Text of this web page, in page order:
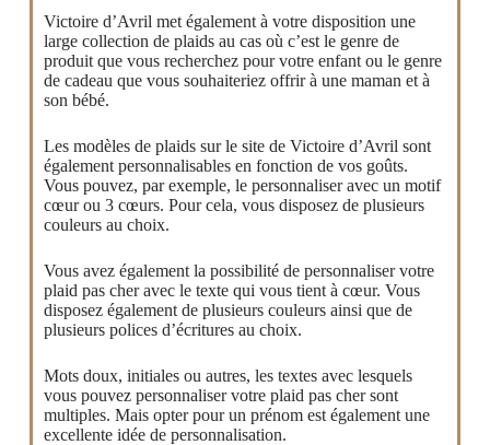
Victoire d’Avril met également à votre disposition une
large collection de plaids au cas où c’est le genre de
produit que vous recherchez pour votre enfant ou le genre
de cadeau que vous souhaiteriez offrir à une maman et à
son bébé.
Les modèles de plaids sur le site de Victoire d’Avril sont
également personnalisables en fonction de vos goûts.
Vous pouvez, par exemple, le personnaliser avec un motif
cœur ou 3 cœurs. Pour cela, vous disposez de plusieurs
couleurs au choix.
Vous avez également la possibilité de personnaliser votre
plaid pas cher avec le texte qui vous tient à cœur. Vous
disposez également de plusieurs couleurs ainsi que de
plusieurs polices d’écritures au choix.
Mots doux, initiales ou autres, les textes avec lesquels
vous pouvez personnaliser votre plaid pas cher sont
multiples. Mais opter pour un prénom est également une
excellente idée de personnalisation.